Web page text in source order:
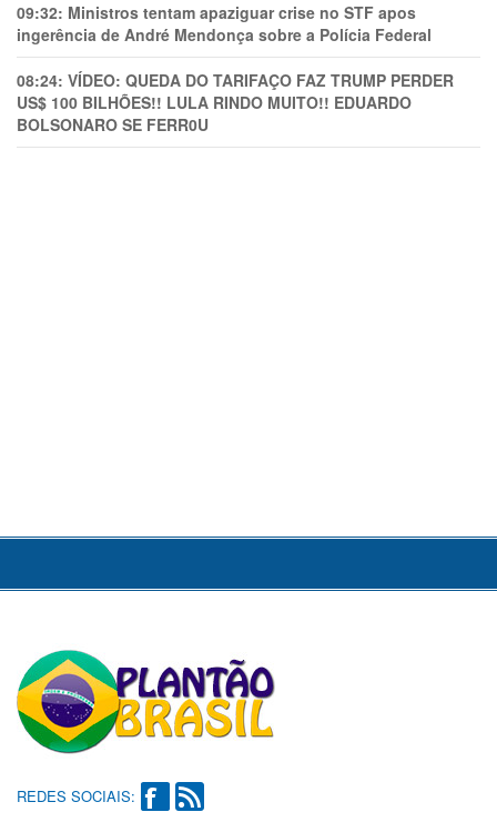
09:32: Ministros tentam apaziguar crise no STF apos
ingerência de André Mendonça sobre a Polícia Federal
08:24: VÍDEO: QUEDA DO TARIFAÇO FAZ TRUMP PERDER
US$ 100 BILHÕES!! LULA RINDO MUITO!! EDUARDO
BOLSONARO SE FERR0U
REDES SOCIAIS: